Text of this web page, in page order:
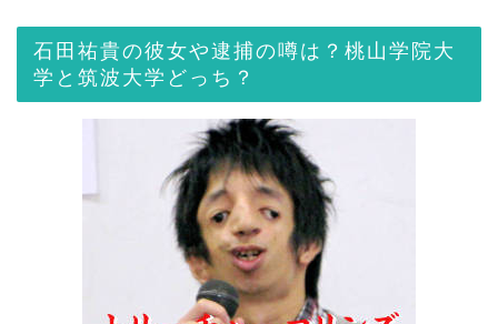
石田祐貴の彼女や逮捕の噂は？桃山学院大
学と筑波大学どっち？